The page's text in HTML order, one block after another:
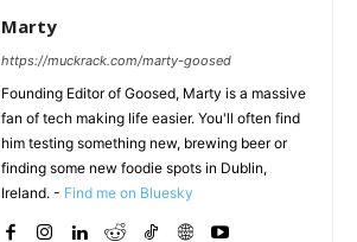
Marty
https://muckrack.com/marty-goosed
Founding Editor of Goosed, Marty is a massive
fan of tech making life easier. You'll often find
him testing something new, brewing beer or
finding some new foodie spots in Dublin,
Ireland. - Find me on Bluesky